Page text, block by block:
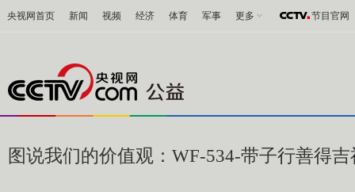
央视网首页 新闻 视频 经济 体育 军事 更多 节目官网
图说我们的价值观：WF-534-带子行善得吉